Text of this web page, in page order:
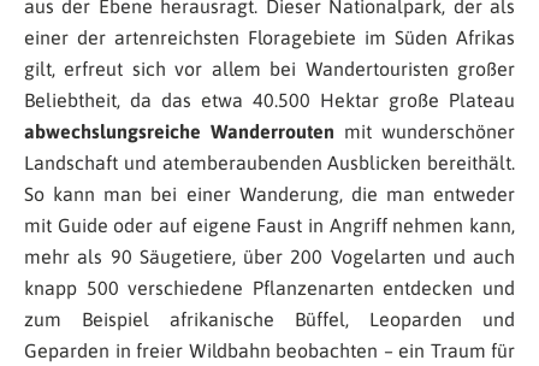
aus der Ebene herausragt. Dieser Nationalpark, der als
einer der artenreichsten Floragebiete im Süden Afrikas
gilt, erfreut sich vor allem bei Wandertouristen großer
Beliebtheit, da das etwa 40.500 Hektar große Plateau
abwechslungsreiche Wanderrouten mit wunderschöner
Landschaft und atemberaubenden Ausblicken bereithält.
So kann man bei einer Wanderung, die man entweder
mit Guide oder auf eigene Faust in Angriff nehmen kann,
mehr als 90 Säugetiere, über 200 Vogelarten und auch
knapp 500 verschiedene Pflanzenarten entdecken und
zum Beispiel afrikanische Büffel, Leoparden und
Geparden in freier Wildbahn beobachten – ein Traum für